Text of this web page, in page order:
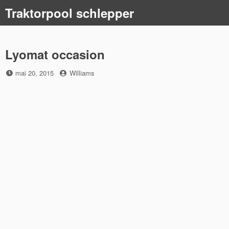
content
Traktorpool schlepper
Lyomat occasion
Posted
mai 20, 2015 by
Williams